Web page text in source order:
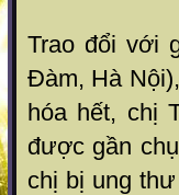
Trao đổi với
Đàm, Hà
hóa hết, chị
được gần
chị bị ung